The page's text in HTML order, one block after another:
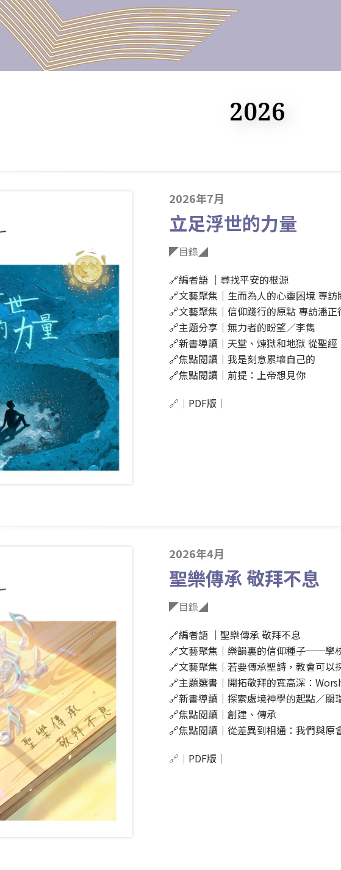
2026
2026年7月
立足浮世的力量
◤目錄◢
🔗編者語 ｜尋找平安的根源
🔗文藝聚焦｜生而為人的心靈困境 專訪
🔗文藝聚焦｜信仰踐行的原點 專訪潘正
🔗主題分享｜ 無力者的盼望／李雋
🔗新書導讀｜天堂、煉獄和地獄 從聖
🔗焦點閱讀｜我是刻意累壞自己的
🔗焦點閱讀｜前提：上帝想見你
🔗｜ PDF版 ｜
2026年4月
聖樂傳承 敬拜不息
◤目錄◢
🔗編者語 ｜聖樂傳承 敬拜不息
🔗文藝聚焦｜樂韻裏的信仰種子──學
🔗文藝聚焦｜若要傳承聖詩，教會可以
🔗主題選書｜開拓敬拜的寬高深：
🔗新書導讀｜探索處境神學的起點／關
🔗焦點閱讀｜創建、傳承
🔗焦點閱讀｜從差異到相通：我們與原
🔗｜ PDF版 ｜